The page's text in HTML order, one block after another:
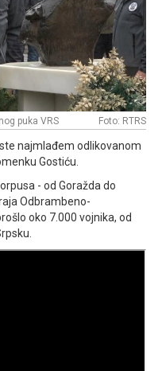
puka VRS Foto: RTRS
najmlađem odlikovanom
Gostiću.
- od Goražda do
Odbrambeno-
oko 7.000 vojnika, od